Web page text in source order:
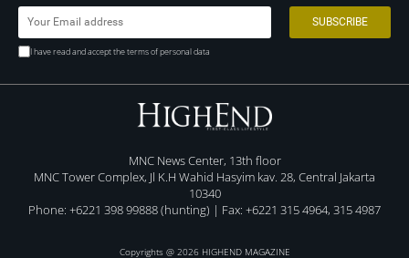
I have read and accept the terms of personal data
MNC News Center, 13th floor
MNC Tower Complex, Jl K.H Wahid Hasyim kav. 28, Central Jakarta
10340
Phone: +6221 398 99888 (hunting) | Fax: +6221 315 4964, 315 4987
Copyrights @ 2026 HIGHEND MAGAZINE